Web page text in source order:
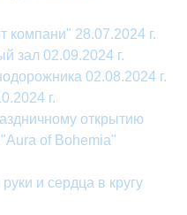
компани" 28.07.2024 г.
зал 02.09.2024 г.
02.08.2024 г.
г.
открытию
of Bohemia"
и сердца в кругу